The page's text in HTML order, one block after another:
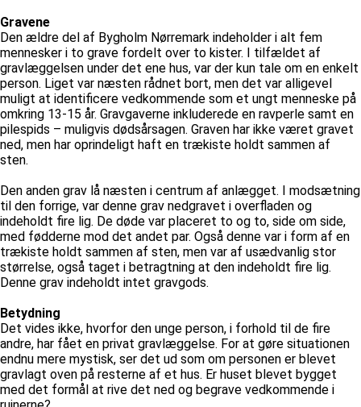
Gravene
Den ældre del af Bygholm Nørremark indeholder i alt fem
mennesker i to grave fordelt over to kister. I tilfældet af
gravlæggelsen under det ene hus, var der kun tale om en enkelt
person. Liget var næsten rådnet bort, men det var alligevel
muligt at identificere vedkommende som et ungt menneske på
omkring 13-15 år. Gravgaverne inkluderede en ravperle samt en
pilespids – muligvis dødsårsagen. Graven har ikke været gravet
ned, men har oprindeligt haft en trækiste holdt sammen af
sten.
Den anden grav lå næsten i centrum af anlægget. I modsætning
til den forrige, var denne grav nedgravet i overfladen og
indeholdt fire lig. De døde var placeret to og to, side om side,
med fødderne mod det andet par. Også denne var i form af en
trækiste holdt sammen af sten, men var af usædvanlig stor
størrelse, også taget i betragtning at den indeholdt fire lig.
Denne grav indeholdt intet gravgods.
Betydning
Det vides ikke, hvorfor den unge person, i forhold til de fire
andre, har fået en privat gravlæggelse. For at gøre situationen
endnu mere mystisk, ser det ud som om personen er blevet
gravlagt oven på resterne af et hus. Er huset blevet bygget
med det formål at rive det ned og begrave vedkommende i